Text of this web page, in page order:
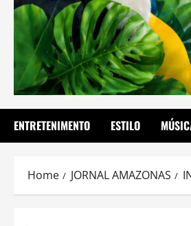
ENTRETENIMENTO ESTILO
Home JORNAL AMAZONAS